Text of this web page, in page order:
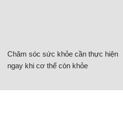
Chăm sóc sức khỏe cần thực hiện
ngay khi cơ thể còn khỏe